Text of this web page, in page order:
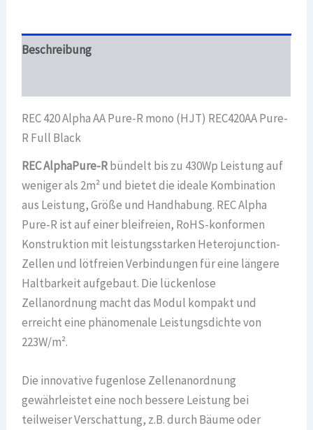
Pure-
Menge
Beschreibung
REC 420 Alpha AA Pure-R mono (HJT) REC420AA Pure-
R Full Black
REC AlphaPure-Rbündelt bis zu 430Wp Leistung auf
weniger als 2m² und bietet die ideale Kombination
aus Leistung, Größe und Handhabung. REC Alpha
Pure-R ist auf einer bleifreien, RoHS-konformen
Konstruktion mit leistungsstarken Heterojunction-
Zellen und lötfreien Verbindungen für eine längere
Haltbarkeit aufgebaut. Die lückenlose
Zellanordnung macht das Modul kompakt und
erreicht eine phänomenale Leistungsdichte von
223W/m².
Die innovative fugenlose Zellenanordnung
gewährleistet eine noch bessere Leistung bei
teilweiser Verschattung, z.B. durch Bäume oder